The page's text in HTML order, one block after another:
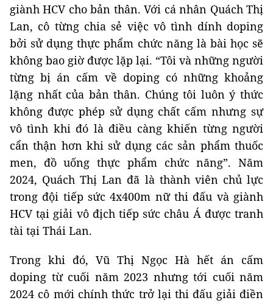
giành HCV cho bản thân. Với cá nhân Quách Thị
Lan, cô từng chia sẻ việc vô tình dính doping
bởi sử dụng thực phẩm chức năng là bài học sẽ
không bao giờ được lặp lại. “Tôi và những người
từng bị án cấm về doping có những khoảng
lặng nhất của bản thân. Chúng tôi luôn ý thức
không được phép sử dụng chất cấm nhưng sự
vô tình khi đó là điều càng khiến từng người
cẩn thận hơn khi sử dụng các sản phẩm thuốc
men, đồ uống thực phẩm chức năng”. Năm
2024, Quách Thị Lan đã là thành viên chủ lực
trong đội tiếp sức 4x400m nữ thi đấu và giành
HCV tại giải vô địch tiếp sức châu Á được tranh
tài tại Thái Lan.
Trong khi đó, Vũ Thị Ngọc Hà hết án cấm
doping từ cuối năm 2023 nhưng tới cuối năm
2024 cô mới chính thức trở lại thi đấu giải điền